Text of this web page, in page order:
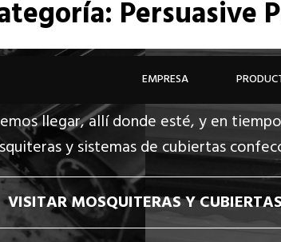
EMPRESA
Persuasive
llegar, allí donde esté, y en
y sistemas de cubiertas
VISITAR MOSQUITERAS Y